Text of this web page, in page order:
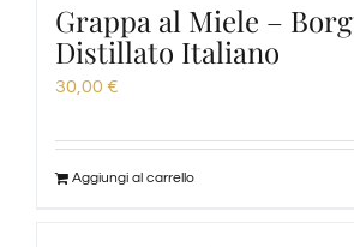
Grappa al Miele –
Distillato Italiano
30,00 €
Aggiungi al carrello